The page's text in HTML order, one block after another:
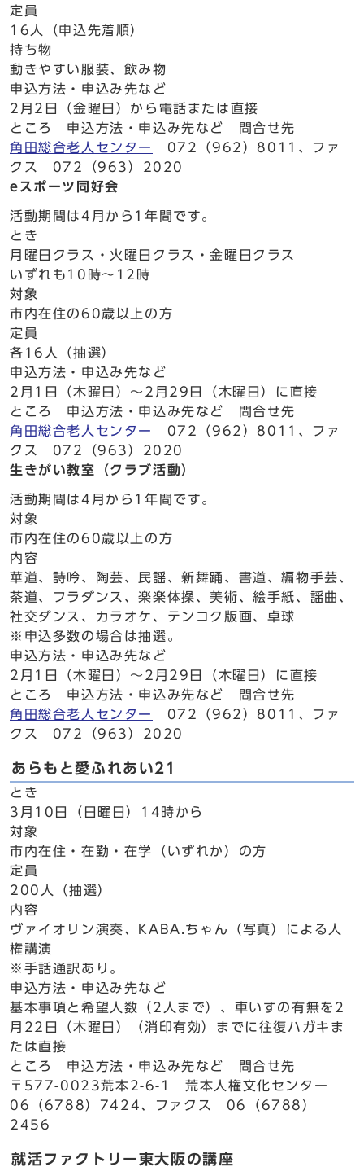
定員
16人（申込先着順）
持ち物
動きやすい服装、飲み物
申込方法・申込み先など
2月2日（金曜日）から電話または直接
ところ 申込方法・申込み先など 問合せ先
角田総合老人センター
072（962）8011、ファ
クス 072（963）2020
eスポーツ同好会
活動期間は4月から1年間です。
とき
月曜日クラス・火曜日クラス・金曜日クラス
いずれも10時～12時
対象
市内在住の60歳以上の方
定員
各16人（抽選）
申込方法・申込み先など
2月1日（木曜日）～2月29日（木曜日）に直接
ところ 申込方法・申込み先など 問合せ先
角田総合老人センター
072（962）8011、ファ
クス 072（963）2020
生きがい教室（クラブ活動）
活動期間は4月から1年間です。
対象
市内在住の60歳以上の方
内容
華道、詩吟、陶芸、民謡、新舞踊、書道、編物手芸、
茶道、フラダンス、楽楽体操、美術、絵手紙、謡曲、
社交ダンス、カラオケ、テンコク版画、卓球
※申込多数の場合は抽選。
申込方法・申込み先など
2月1日（木曜日）～2月29日（木曜日）に直接
ところ 申込方法・申込み先など 問合せ先
角田総合老人センター
072（962）8011、ファ
クス 072（963）2020
あらもと愛ふれあい21
とき
3月10日（日曜日）14時から
対象
市内在住・在勤・在学（いずれか）の方
定員
200人（抽選）
内容
ヴァイオリン演奏、KABA.ちゃん（写真）による人
権講演
※手話通訳あり。
申込方法・申込み先など
基本事項と希望人数（2人まで）、車いすの有無を2
月22日（木曜日）（消印有効）までに往復ハガキま
たは直接
ところ 申込方法・申込み先など 問合せ先
〒577-0023荒本2-6-1 荒本人権文化センター
06（6788）7424、ファクス 06（6788）
2456
就活ファクトリー東大阪の講座